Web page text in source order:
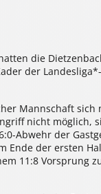
die
der
Mannschaft sich
nicht möglich,
Abwehr der
Ende der ersten
11:8 Vorsprung